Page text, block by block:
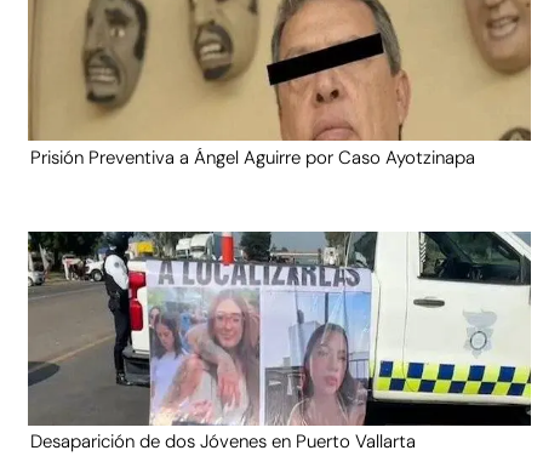
Prisión Preventiva a Ángel Aguirre por Caso Ayotzinapa
Desaparición de dos Jóvenes en Puerto Vallarta